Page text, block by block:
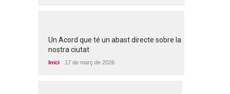
Un Acord que té un abast directe sobre la
nostra ciutat
Inici 17 de març de 2026